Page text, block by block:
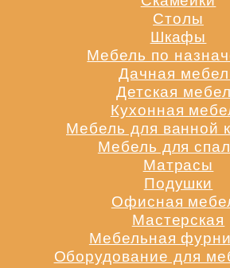
Столы
Шкафы
Мебель по
Дачная
Детская
Кухонная
Мебель для ванной
Мебель для
Матрасы
Подушки
Офисная
Мастерская
Мебельная
Оборудование для